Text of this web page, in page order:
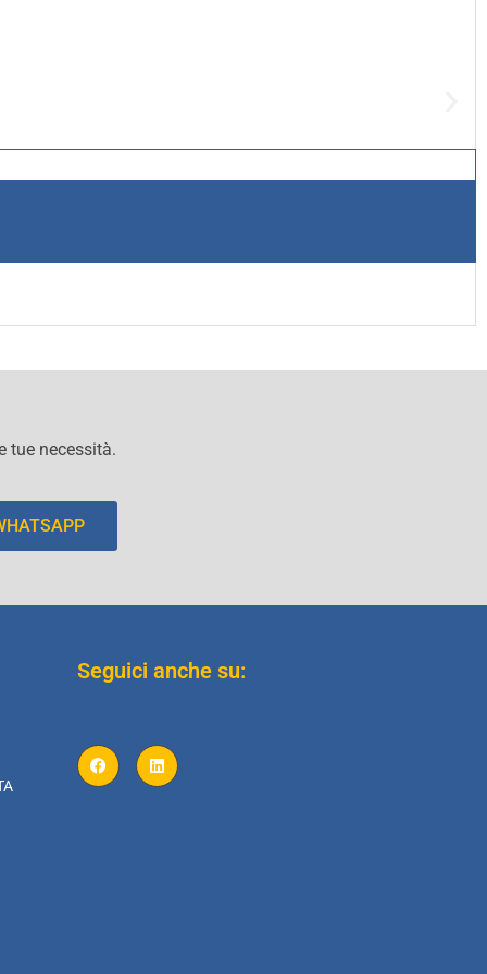
tue necessità.
Seguici anche su: